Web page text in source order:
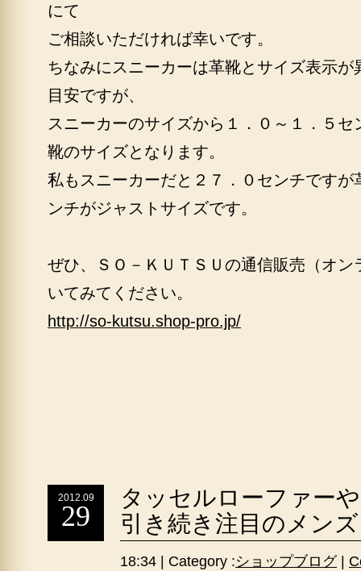
にて
ご相談いただければ幸いです。
ちなみにスニーカーは革靴とサイズ表示
目安ですが、
スニーカーのサイズから１．０～１．５
靴のサイズとなります。
私もスニーカーだと２７．０センチですが
ンチがジャストサイズです。
ぜひ、ＳＯ－ＫＵＴＳＵの通信販売（オン
いてみてください。
http://so-kutsu.shop-pro.jp/
2012.09
29
タッセルローファー
引き続き注目のメン
18:34 | Category :ショップブログ|